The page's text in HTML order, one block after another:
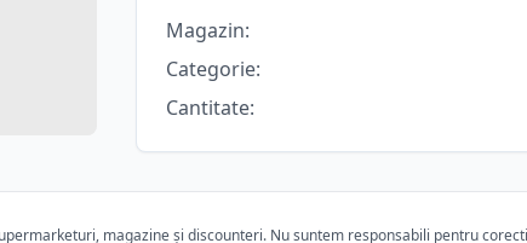
Magazin:
Categorie:
Cantitate:
magazine și discounteri. Nu suntem responsabili pentru